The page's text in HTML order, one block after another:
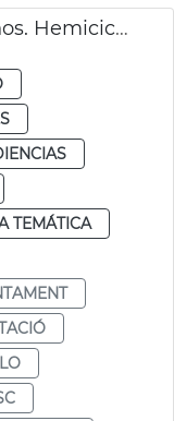
Restauración salón de plenos. Hemiciclo
TEMÁTICA